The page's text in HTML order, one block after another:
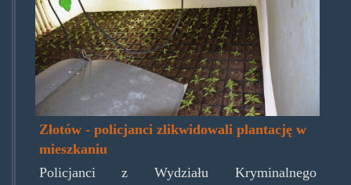
Złotów - policjanci zlikwidowali plantację w
mieszkaniu
Policjanci z Wydziału Kryminalnego